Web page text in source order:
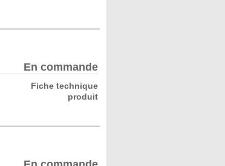
En commande
Fiche technique
produit